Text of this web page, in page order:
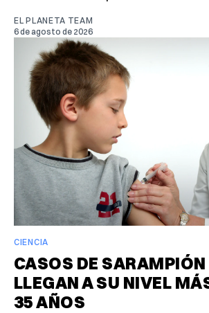
EL PLANETA TEAM
6 de agosto de 2026
CIENCIA
CASOS DE SARAMPIÓN
LLEGAN A SU NIVEL
35 AÑOS